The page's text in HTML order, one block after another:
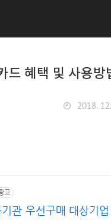
드 혜택 및 사용
2018.
고
관 우선구매 대상기업